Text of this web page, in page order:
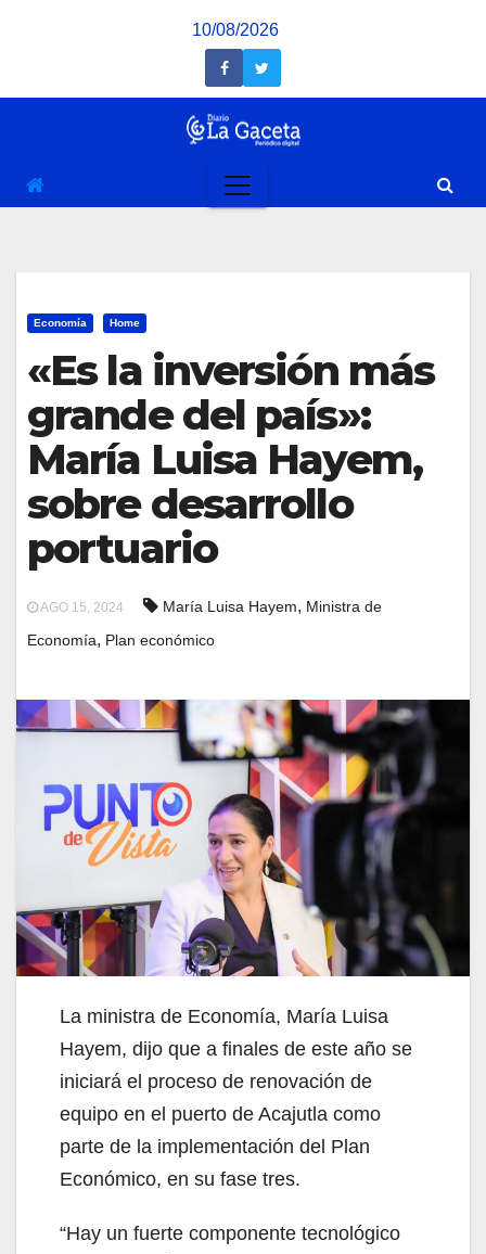
10/08/2026
Economía Home
«Es la inversión más
grande del país»:
María Luisa Hayem,
sobre desarrollo
portuario
AGO 15, 2024 María Luisa Hayem, Ministra de
Economía, Plan económico
La ministra de Economía, María Luisa
Hayem, dijo que a finales de este año se
iniciará el proceso de renovación de
equipo en el puerto de Acajutla como
parte de la implementación del Plan
Económico, en su fase tres.
“Hay un fuerte componente tecnológico